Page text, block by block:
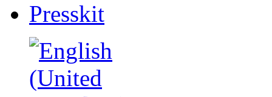
Presskit